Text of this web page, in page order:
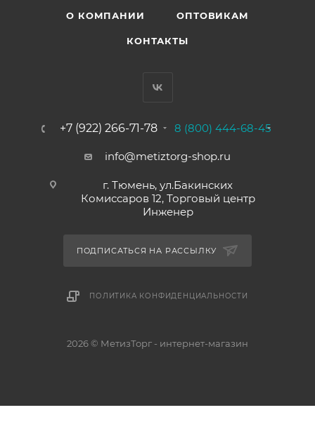
О КОМПАНИИ ОПТОВИКАМ
КОНТАКТЫ
+7 (922) 266-71-78 8 (800) 444-68-45
info@metiztorg-shop.ru
г. Тюмень, ул.Бакинских
Комиссаров 12, Торговый центр
Инженер
ПОДПИСАТЬСЯ НА РАССЫЛКУ
ПОЛИТИКА КОНФИДЕНЦИАЛЬНОСТИ
2026 © МетизТорг - интернет-магазин